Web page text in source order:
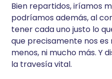
Bien repartidos, iríamos
podríamos además, al
tener cada uno justo lo
que precisamente nos es
menos, ni mucho más. Y
la travesía vital.